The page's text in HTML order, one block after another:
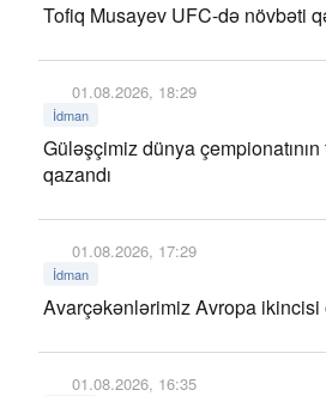
Tofiq Musayev UFC-də növbəti
01.08.2026, 18:29
İdman
Güləşçimiz dünya
qazandı
01.08.2026, 17:29
İdman
Avarçəkənlərimiz Avropa ikincisi
01.08.2026, 16:35